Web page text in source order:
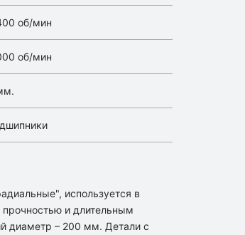
об/мин
об/мин
используется в
и длительным
диаметр – 200 мм. Детали с